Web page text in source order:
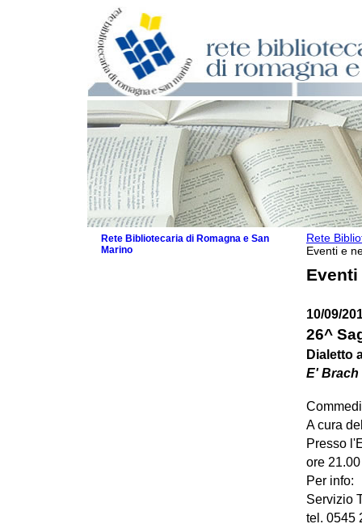
Rete
Eventi e
Eventi
10/09/
26^
Dialetto
E' Brach
A cura
Presso
ore 21.00
Per info:
Servizio
tel. 0545
Rete Bibliotecaria di Romagna e San
Marino